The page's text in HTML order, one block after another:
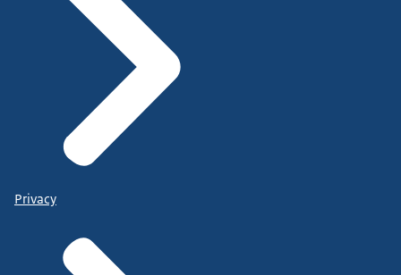
Privacy